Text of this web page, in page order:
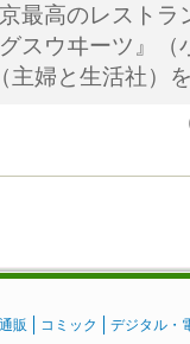
最高のレスト
スウヰーツ』
主婦と生活社）
販 コミック デジタル・